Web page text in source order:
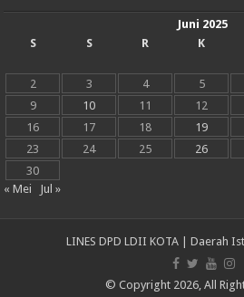
Juni 2025
S
S R K
2
3 4 5
9
10 11 12
16
17 18 19
23
24 25 26
30
« Mei
Jul »
LINES DPD LDII KOTA | Daerah
© Copyright 2026, All